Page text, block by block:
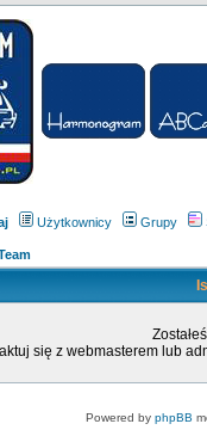
Użytkownicy Grupy
się z webmasterem lub
Powered by phpBB